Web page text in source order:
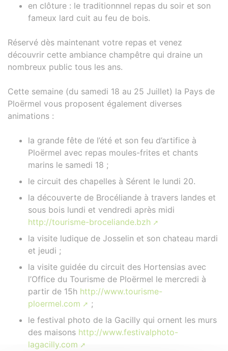
en clôture : le traditionnnel repas du soir et son
fameux lard cuit au feu de bois.
Réservé dès maintenant votre repas et venez
découvrir cette ambiance champêtre qui draine un
nombreux public tous les ans.
Cette semaine (du samedi 18 au 25 Juillet) la Pays de
Ploërmel vous proposent également diverses
animations :
la grande fête de l’été et son feu d’artifice à
Ploërmel avec repas moules-frites et chants
marins le samedi 18 ;
le circuit des chapelles à Sérent le lundi 20.
la découverte de Brocéliande à travers landes et
sous bois lundi et vendredi après midi
http://tourisme-broceliande.bzh
la visite ludique de Josselin et son chateau mardi
et jeudi ;
la visite guidée du circuit des Hortensias avec
l’Office du Tourisme de Ploërmel le mercredi à
partir de 15h http://www.tourisme-
ploermel.com
;
le festival photo de la Gacilly qui ornent les murs
des maisons http://www.festivalphoto-
lagacilly.com